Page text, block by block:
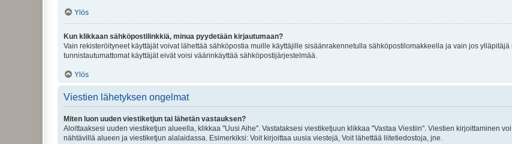
Ylös
Kun klikkaan sähköpostilinkkiä, minua pyydetään kirjautumaan?
Vain rekisteröityneet käyttäjät voivat lähettää sähköpostia muille käyttäjille sisäänrakennetulla sähköpostilomakkeella ja vain jos
tunnistautumattomat käyttäjät eivät voisi väärinkäyttää sähköpostijärjestelmää.
Ylös
Viestien lähetyksen ongelmat
Miten luon uuden viestiketjun tai lähetän vastauksen?
Aloittaaksesi uuden viestiketjun alueella, klikkaa "Uusi Aihe". Vastataksesi viestiketjuun klikkaa "Vastaa Viestiin". Viestien kirjoittaminen
nähtävillä alueen ja viestiketjun alalaidassa. Esimerkiksi: Voit kirjoittaa uusia viestejä, Voit lähettää liitetiedostoja, jne.